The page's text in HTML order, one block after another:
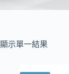
顯示單一結果